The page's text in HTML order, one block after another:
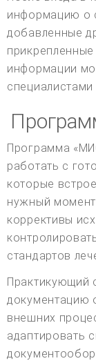
информацию о
добавленные
прикрепленные
информации
Программа
работать с
которые
нужный
коррективы
стандартов
Практикующий
документацию
внешних
адаптировать